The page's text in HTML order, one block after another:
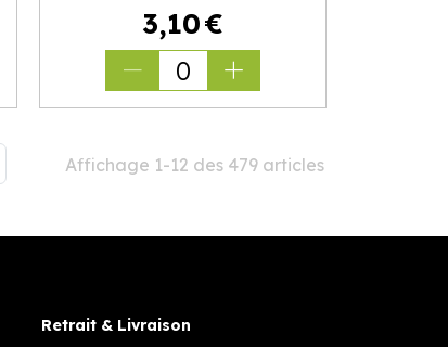
3,10€
0
Affichage 1-12 des 479 articles
Retrait & Livraison